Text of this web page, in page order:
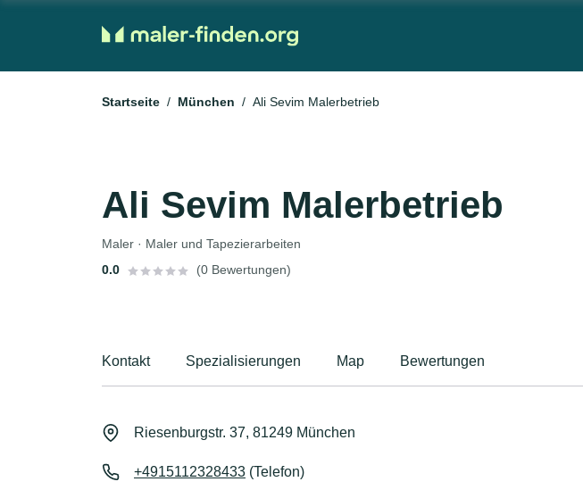
Startseite München Ali Sevim Malerbetrieb
Ali Sevim Malerbetrieb
Maler · Maler und Tapezierarbeiten
0.0
(0 Bewertungen)
Kontakt Spezialisierungen Map Bewertungen
Riesenburgstr. 37, 81249 München
+4915112328433 (Telefon)